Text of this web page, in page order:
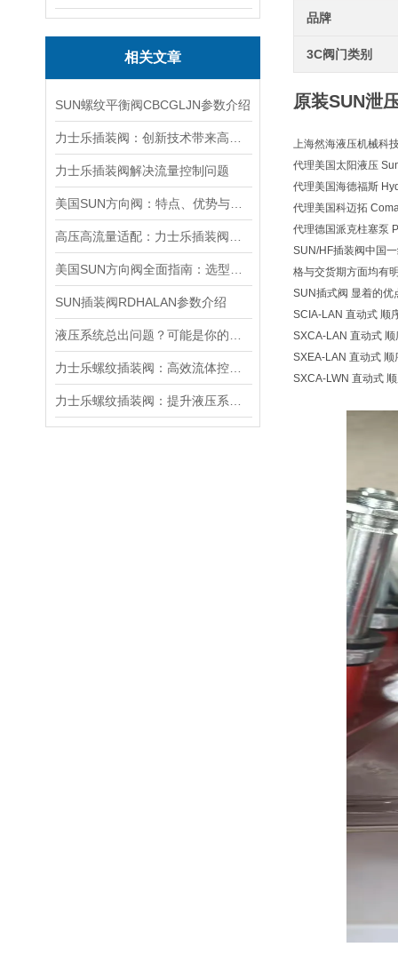
相关文章
SUN螺纹平衡阀CBCGLJN参数介绍
力士乐插装阀解决流量控制问题
SUN插装阀RDHALAN参数介绍
品牌
3C阀门类别
原装SUN泄
上海然海液压机械科
代理美国太阳液压
代理美国海德福斯
代理美国科迈拓
代理德国派克柱塞泵
SUN/HF插装阀中国
格与交货期方面均有
SUN插式阀 显着的优
SCIA-LAN 直动式 顺
SXCA-LAN 直动式
SXEA-LAN 直动式 顺
SXCA-LWN 直动式